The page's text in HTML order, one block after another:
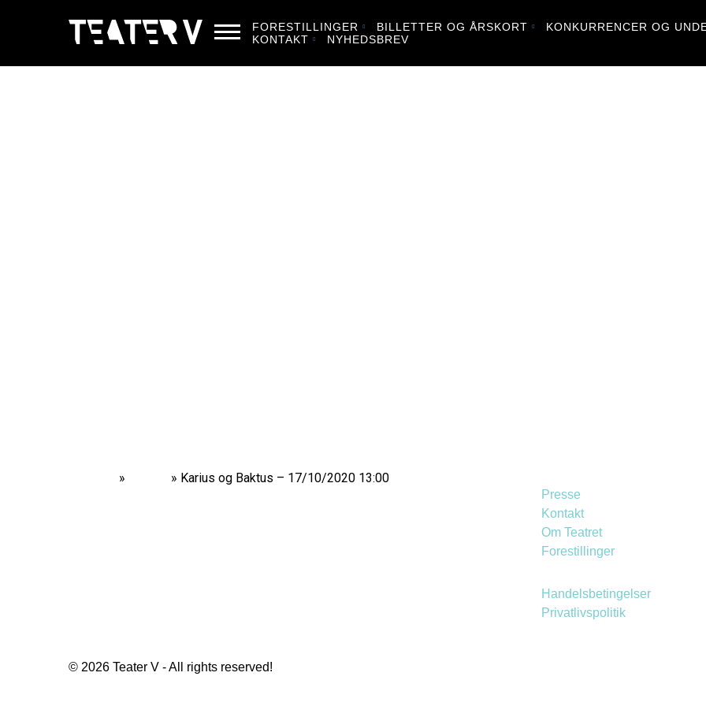
FORESTILLINGER BILLETTER OG ÅRSKORT KONKURRENCER OG
KONTAKT
NYHEDSBREV
» » Karius og Baktus – 17/10/2020 13:00
Presse
Kontakt
Om Teatret
Forestillinger
Handelsbetingelser
Privatlivspolitik
© 2026 Teater V - All rights reserved!